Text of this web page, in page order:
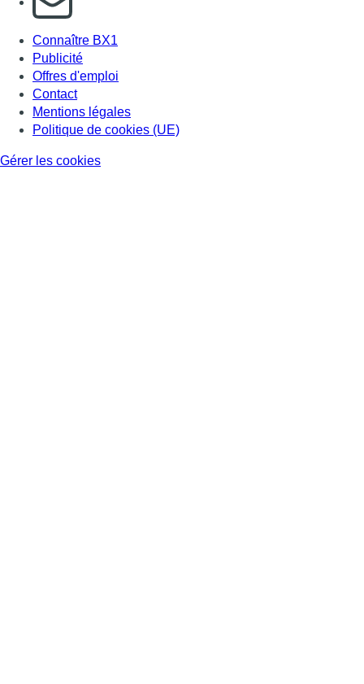
Connaître BX1
Publicité
Offres d'emploi
Contact
Mentions légales
Politique de cookies (UE)
Gérer les cookies